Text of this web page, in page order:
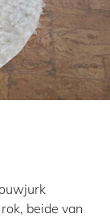
beide van